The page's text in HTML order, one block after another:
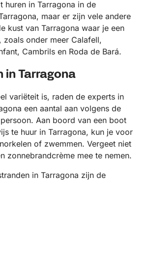
huren in Tarragona in de
maar er zijn vele andere
kust van Tarragona waar je een
zoals onder meer Calafell,
Cambrils en Roda de Bará.
in Tarragona
variëteit is, raden de experts in
een aantal aan volgens de
Aan boord van een boot
te huur in Tarragona, kun je voor
of zwemmen. Vergeet niet
zonnebrandcrème mee te nemen.
in Tarragona zijn de